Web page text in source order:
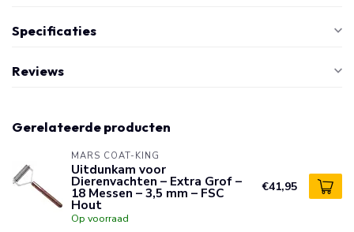
Specificaties
Reviews
Gerelateerde producten
MARS COAT-KING
Uitdunkam voor
Dierenvachten – Extra Grof –
18 Messen – 3,5 mm – FSC
Hout
Op voorraad
€41,95